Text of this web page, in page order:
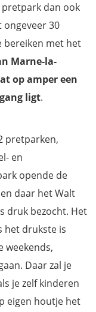
pretpark dan ook
ongeveer 30
bereiken met het
Marne-la-
op amper een
ligt.
pretparken,
en
opende de
daar het Walt
druk bezocht. Het
het drukste is
weekends,
Daar zal je
je zelf kinderen
eigen houtje het